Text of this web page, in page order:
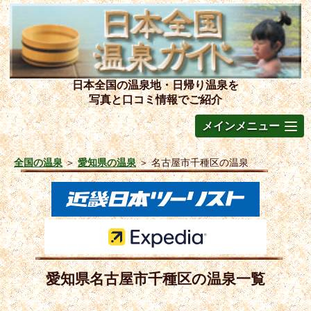
日本全国の温泉地・日帰り温泉を
写真と口コミ情報でご紹介
メインメニュー
全国の温泉＞愛知県の温泉＞名古屋市千種区の温泉
愛知県名古屋市千種区の温泉一覧